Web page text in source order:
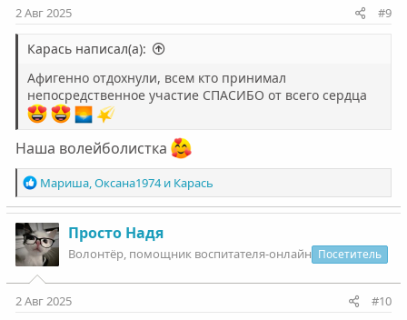
2 Авг 2025 #9
Карась написал(а):
Афигенно отдохнули, всем кто принимал
непосредственное участие СПАСИБО от всего сердца
Наша волейболистка
Р
е
а
к
ц
и
и
:
Мариша,Оксана1974и Карась
Просто Надя
Волонтëр, помощник воспитателя-онлайн Посетитель
2 Авг 2025 #10